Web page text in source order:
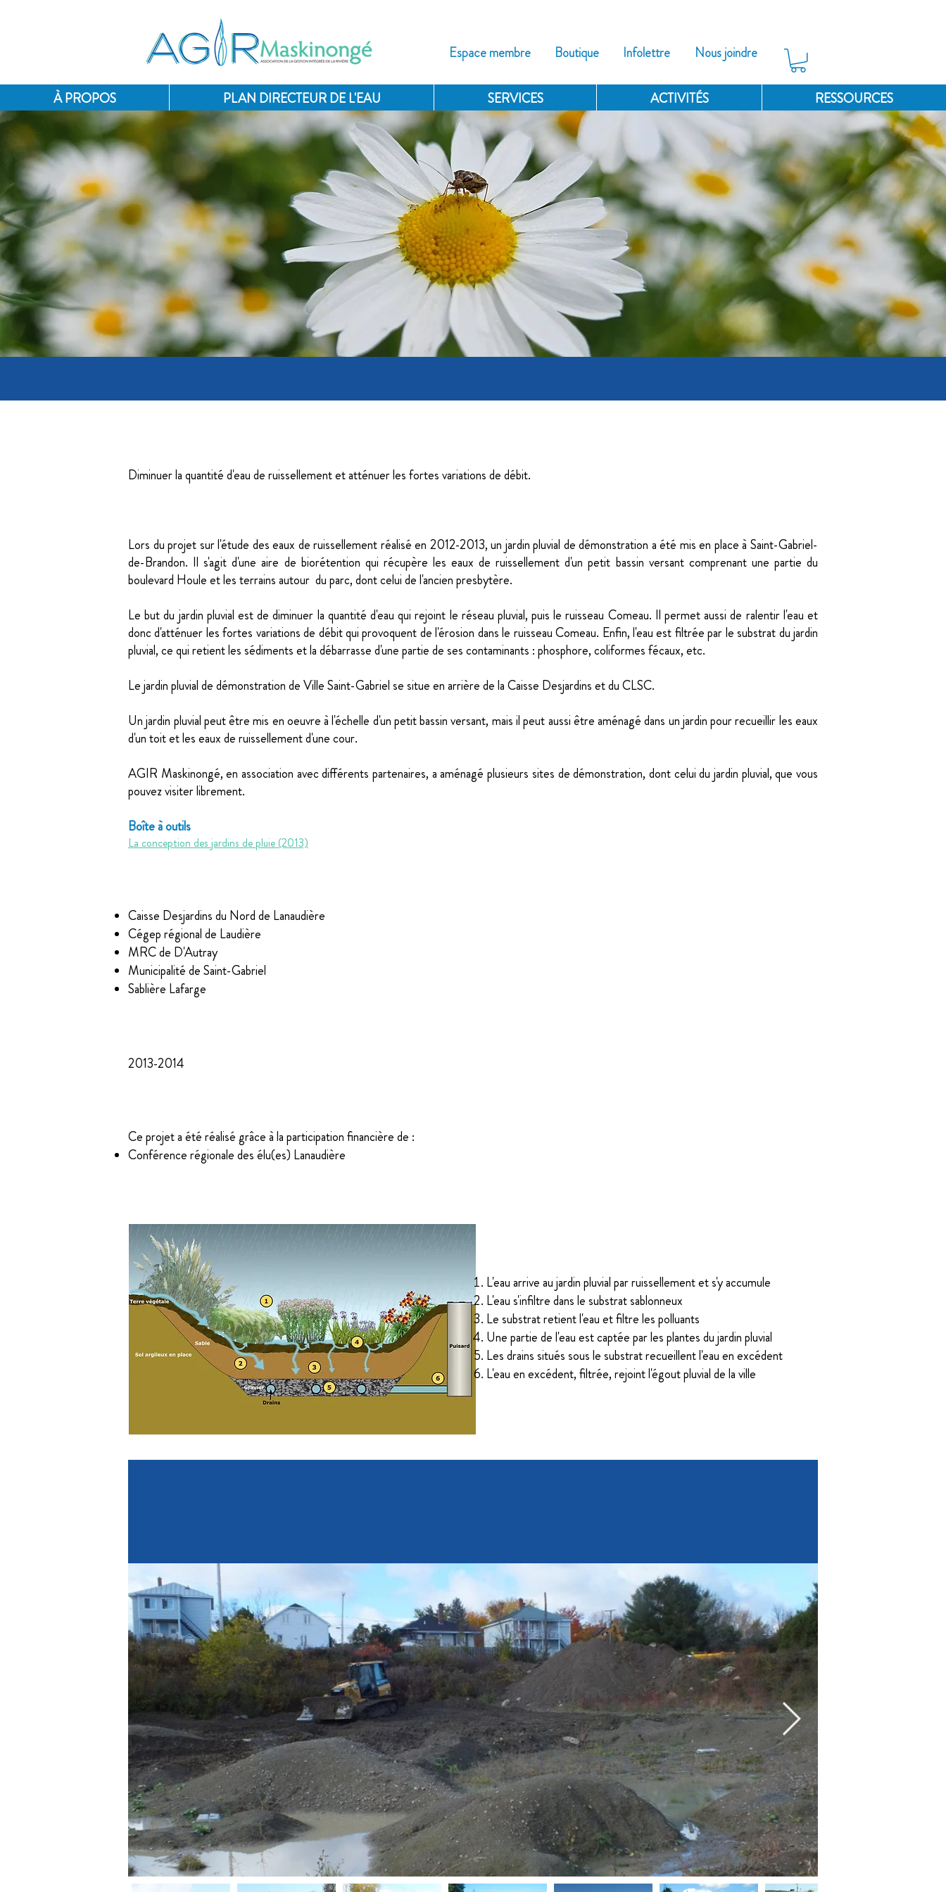
Espace membre Boutique Infolettre Nous joindre
À PROPOS PLAN DIRECTEUR DE L'EAU SERVICES ACTIVITÉS RESSOURCES
Diminuer la quantité d'eau de ruissellement et atténuer les fortes variations de débit.
Lors du projet sur l'étude des eaux de ruissellement réalisé en 2012-2013, un jardin pluvial de démonstration a été mis en place à Saint-Gabriel-
de-Brandon. Il s'agit d'une aire de biorétention qui récupère les eaux de ruissellement d'un petit bassin versant comprenant une partie du
boulevard Houle et les terrains autour du parc, dont celui de l'ancien presbytère.
Le but du jardin pluvial est de diminuer la quantité d'eau qui rejoint le réseau pluvial, puis le ruisseau Comeau. Il permet aussi de ralentir l'eau et
donc d'atténuer les fortes variations de débit qui provoquent de l'érosion dans le ruisseau Comeau. Enfin, l'eau est filtrée par le substrat du jardin
pluvial, ce qui retient les sédiments et la débarrasse d'une partie de ses contaminants : phosphore, coliformes fécaux, etc.
Le jardin pluvial de démonstration de Ville Saint-Gabriel se situe en arrière de la Caisse Desjardins et du CLSC.
Un jardin pluvial peut être mis en oeuvre à l'échelle d'un petit bassin versant, mais il peut aussi être aménagé dans un jardin pour recueillir les eaux
d'un toit et les eaux de ruissellement d'une cour.
AGIR Maskinongé, en association avec différents partenaires, a aménagé plusieurs sites de démonstration, dont celui du jardin pluvial, que vous
pouvez visiter librement.
Boîte à outils
La conception des jardins de pluie (2013)
Caisse Desjardins du Nord de Lanaudière
Cégep régional de Laudière
MRC de D'Autray
Municipalité de Saint-Gabriel
Sablière Lafarge
2013-2014
Ce projet a été réalisé grâce à la participation financière de :
Conférence régionale des élu(es) Lanaudière
L'eau arrive au jardin pluvial par ruissellement et s'y accumule
L'eau s'infiltre dans le substrat sablonneux
Le substrat retient l'eau et filtre les polluants
Une partie de l'eau est captée par les plantes du jardin pluvial
Les drains situés sous le substrat recueillent l'eau en excédent
L'eau en excédent, filtrée, rejoint l'égout pluvial de la ville